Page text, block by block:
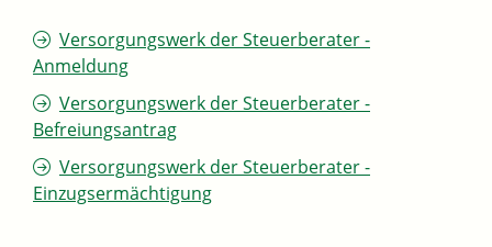
Versorgungswerk der Steuerberater -
Anmeldung
Versorgungswerk der Steuerberater -
Befreiungsantrag
Versorgungswerk der Steuerberater -
Einzugsermächtigung